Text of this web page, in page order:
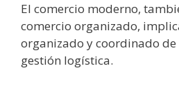
El comercio moderno,
comercio organizado,
organizado y coordinado
gestión logística.